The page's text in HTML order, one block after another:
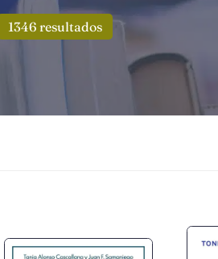
1346 resultados